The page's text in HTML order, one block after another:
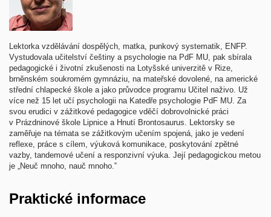
Lektorka vzdělávání dospělých, matka, punkový systematik, ENFP.
Vystudovala učitelství češtiny a psychologie na PdF MU, pak sbírala
pedagogické i životní zkušenosti na Lotyšské univerzitě v Rize,
brněnském soukromém gymnáziu, na mateřské dovolené, na americké
střední chlapecké škole a jako průvodce programu Učitel naživo. Už
více než 15 let učí psychologii na Katedře psychologie PdF MU. Za
svou erudici v zážitkové pedagogice vděčí dobrovolnické práci
v Prázdninové škole Lipnice a Hnutí Brontosaurus. Lektorsky se
zaměřuje na témata se zážitkovým učením spojená, jako je vedení
reflexe, práce s cílem, výuková komunikace, poskytování zpětné
vazby, tandemové učení a responzivní výuka. Její pedagogickou metou
je „Neuč mnoho, nauč mnoho.‟
Praktické informace